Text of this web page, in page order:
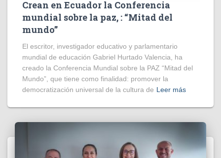
Crean en Ecuador la Conferencia
mundial sobre la paz, : “Mitad del
mundo”
El escritor, investigador educativo y parlamentario
mundial de educación Gabriel Hurtado Valencia, ha
creado la Conferencia Mundial sobre la PAZ “Mitad del
Mundo”, que tiene como finalidad: promover la
democratización universal de la cultura de Leer más